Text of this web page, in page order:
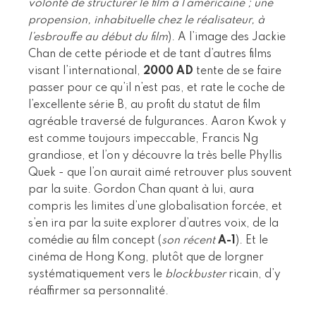
volonté de structurer le film à l’américaine ; une
propension, inhabituelle chez le réalisateur, à
l’esbrouffe au début du film). A l’image des Jackie
Chan de cette période et de tant d’autres films
visant l’international, 2000 AD tente de se faire
passer pour ce qu’il n’est pas, et rate le coche de
l’excellente série B, au profit du statut de film
agréable traversé de fulgurances. Aaron Kwok y
est comme toujours impeccable, Francis Ng
grandiose, et l’on y découvre la très belle Phyllis
Quek - que l’on aurait aimé retrouver plus souvent
par la suite. Gordon Chan quant à lui, aura
compris les limites d’une globalisation forcée, et
s’en ira par la suite explorer d’autres voix, de la
comédie au film concept (son récent A-1 ). Et le
cinéma de Hong Kong, plutôt que de lorgner
systématiquement vers le blockbusterricain, d’y
réaffirmer sa personnalité.